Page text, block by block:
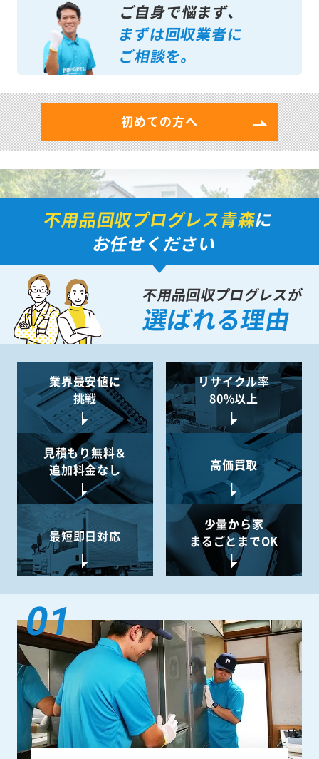
ご自身で悩まず、
まずは回収業者に
ご相談を。
初めての方へ
不用品回収プログレス青森に
お任せください
不用品回収プログレスが
選ばれる理由
業界最安値に
挑戦
リサイクル率
80%以上
見積もり無料＆
追加料金なし
高価買取
最短即日対応
少量から家
まるごとまでOK